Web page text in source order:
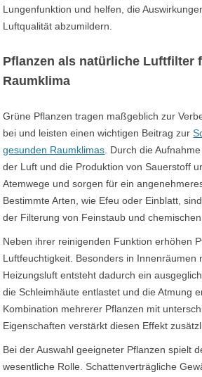
Lungenfunktion und helfen, die
Luftqualität abzumildern.
Pflanzen als natürliche Luftfilter
Raumklima
Grüne Pflanzen tragen maßgeblich zur
bei und leisten einen wichtigen Beitrag zur
gesunden Raumklimas . Durch die
der Luft und die Produktion von Sauerstoff
Atemwege und sorgen für ein
Bestimmte Arten, wie Efeu oder Einblatt,
der Filterung von Feinstaub und chemischen
Neben ihrer reinigenden Funktion erhöhen
Luftfeuchtigkeit. Besonders in Innenräumen
Heizungsluft entsteht dadurch ein
die Schleimhäute entlastet und die Atmung
Kombination mehrerer Pflanzen mit
Eigenschaften verstärkt diesen Effekt
Bei der Auswahl geeigneter Pflanzen spielt
wesentliche Rolle. Schattenverträgliche